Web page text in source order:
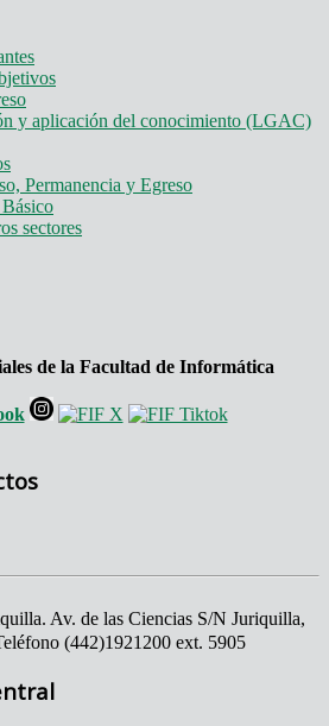
y aplicación del conocimiento (LGAC)
Permanencia y Egreso
sectores
de la Facultad de Informática
Av. de las Ciencias S/N Juriquilla,
(442)1921200 ext. 5905